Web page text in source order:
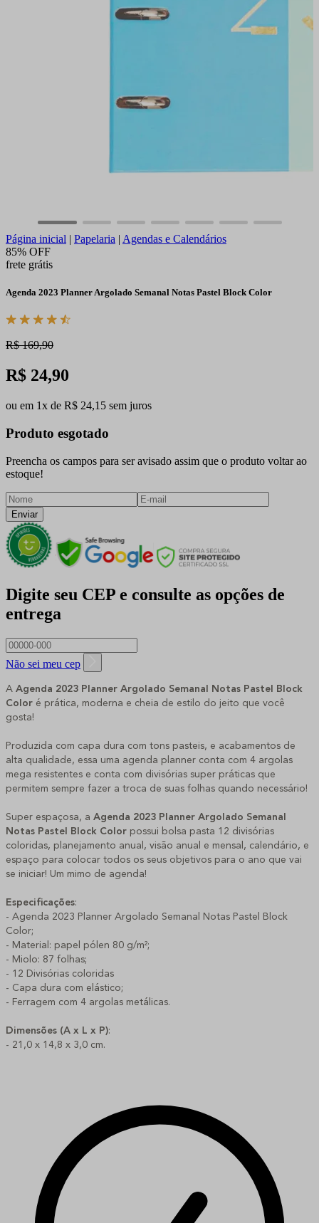
Página inicial | Papelaria | Agendas e Calendários
85% OFF
frete grátis
Agenda 2023 Planner Argolado Semanal Notas Pastel Block Color
R$ 169,90
R$ 24,90
ou em 1x de R$ 24,15 sem juros
Produto esgotado
Preencha os campos para ser avisado assim que o produto voltar ao
estoque!
Enviar
Digite seu CEP e consulte as opções de
entrega
Não sei meu cep
A Agenda 2023 Planner Argolado Semanal Notas Pastel Block
Color é prática, moderna e cheia de estilo do jeito que você
gosta!
Produzida com capa dura com tons pasteis, e acabamentos de
alta qualidade, essa uma agenda planner conta com 4 argolas
mega resistentes e conta com divisórias super práticas que
permitem sempre fazer a troca de suas folhas quando necessário!
Super espaçosa, a Agenda 2023 Planner Argolado Semanal
Notas Pastel Block Color possui bolsa pasta 12 divisórias
coloridas, planejamento anual, visão anual e mensal, calendário, e
espaço para colocar todos os seus objetivos para o ano que vai
se iniciar! Um mimo de agenda!
Especificações:
- Agenda 2023 Planner Argolado Semanal Notas Pastel Block
Color;
- Material: papel pólen 80 g/m²;
- Miolo: 87 folhas;
- 12 Divisórias coloridas
- Capa dura com elástico;
- Ferragem com 4 argolas metálicas.
Dimensões (A x L x P):
- 21,0 x 14,8 x 3,0 cm.